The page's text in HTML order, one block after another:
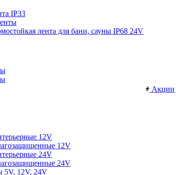
IP33
лента для бани, сауны IP68 24V
12V
12V
24V
24V
5V, 12V, 24V
Акции